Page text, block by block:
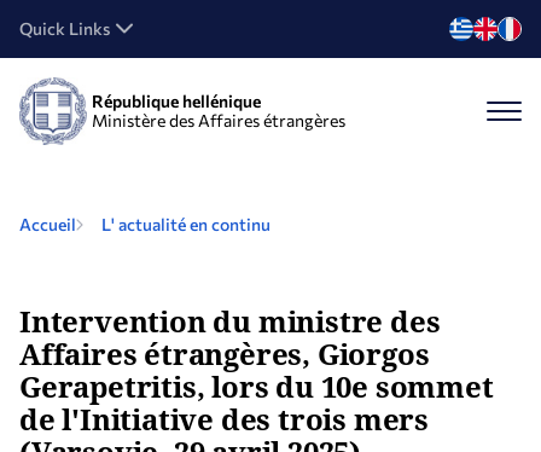
Quick Links
République hellénique
Ministère des Affaires étrangères
Accueil L' actualité en continu
Intervention du ministre des
Affaires étrangères, Giorgos
Gerapetritis, lors du 10e sommet
de l'Initiative des trois mers